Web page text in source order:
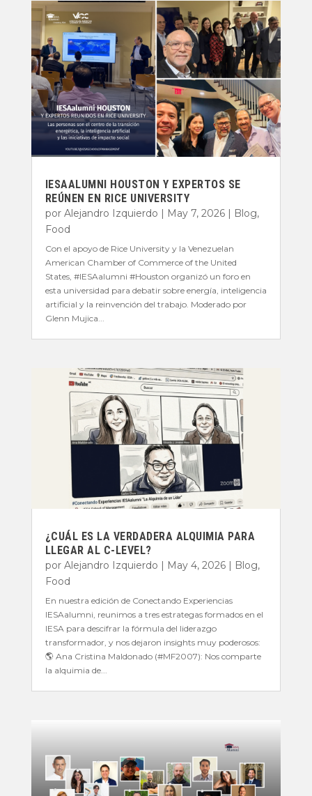
IESAALUMNI HOUSTON Y EXPERTOS SE
REÚNEN EN RICE UNIVERSITY
por Alejandro Izquierdo | May 7, 2026| Blog,
Food
Con el apoyo de Rice University y la Venezuelan
American Chamber of Commerce of the United
States, #IESAalumni #Houston organizó un foro en
esta universidad para debatir sobre energía, inteligencia
artificial y la reinvención del trabajo. Moderado por
Glenn Mujica...
¿CUÁL ES LA VERDADERA ALQUIMIA PARA
LLEGAR AL C-LEVEL?
por Alejandro Izquierdo | May 4, 2026| Blog,
Food
En nuestra edición de Conectando Experiencias
IESAalumni, reunimos a tres estrategas formados en el
IESA para descifrar la fórmula del liderazgo
transformador, y nos dejaron insights muy poderosos:
🌎 Ana Cristina Maldonado (#MF2007): Nos comparte
la alquimia de...